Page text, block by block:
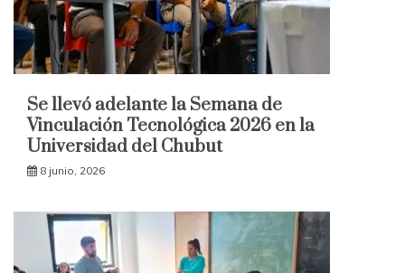
Se llevó adelante la Semana de
Vinculación Tecnológica 2026 en la
Universidad del Chubut
8 junio, 2026